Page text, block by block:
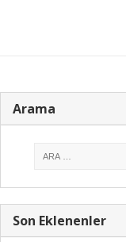
Arama
Son Eklenenler